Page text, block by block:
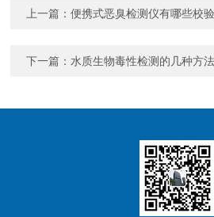
上一篇：便携式恶臭检测仪有哪些校
下一篇： 水质生物毒性检测的几种方法